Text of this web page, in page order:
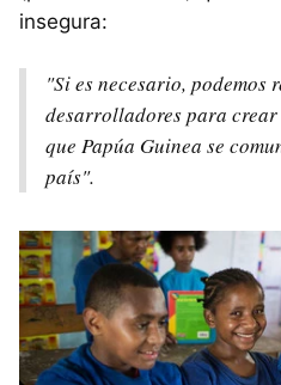
insegura:
"Si es necesario, podemos
desarrolladores para
que Papúa Guinea se
país".